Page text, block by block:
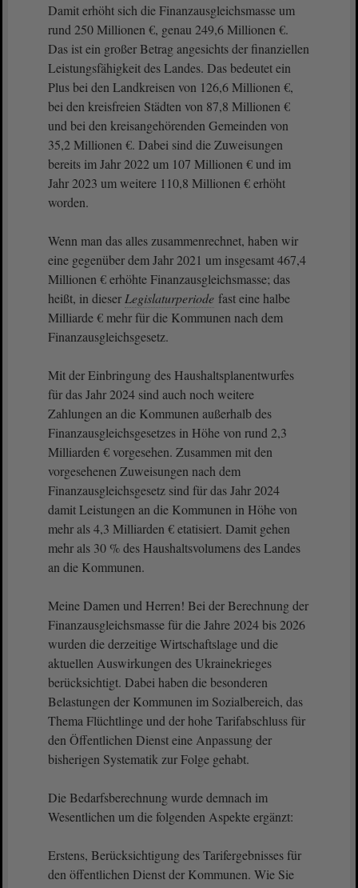
Damit erhöht sich die Finanzausgleichsmasse um
rund 250 Millionen €, genau 249,6 Millionen €.
Das ist ein großer Betrag angesichts der finanziellen
Leistungsfähigkeit des Landes. Das bedeutet ein
Plus bei den Landkreisen von 126,6 Millionen €,
bei den kreisfreien Städten von 87,8 Millionen €
und bei den kreisangehörenden Gemeinden von
35,2 Millionen €. Dabei sind die Zuweisungen
bereits im Jahr 2022 um 107 Millionen € und im
Jahr 2023 um weitere 110,8 Millionen € erhöht
worden.
Wenn man das alles zusammenrechnet, haben wir
eine gegenüber dem Jahr 2021 um insgesamt 467,4
Millionen € erhöhte Finanzausgleichsmasse; das
heißt, in dieser Legislaturperiode fast eine halbe
Milliarde € mehr für die Kommunen nach dem
Finanzausgleichsgesetz.
Mit der Einbringung des Haushaltsplanentwurfes
für das Jahr 2024 sind auch noch weitere
Zahlungen an die Kommunen außerhalb des
Finanzausgleichsgesetzes in Höhe von rund 2,3
Milliarden € vorgesehen. Zusammen mit den
vorgesehenen Zuweisungen nach dem
Finanzausgleichsgesetz sind für das Jahr 2024
damit Leistungen an die Kommunen in Höhe von
mehr als 4,3 Milliarden € etatisiert. Damit gehen
mehr als 30 % des Haushaltsvolumens des Landes
an die Kommunen.
Meine Damen und Herren! Bei der Berechnung der
Finanzausgleichsmasse für die Jahre 2024 bis 2026
wurden die derzeitige Wirtschaftslage und die
aktuellen Auswirkungen des Ukrainekrieges
berücksichtigt. Dabei haben die besonderen
Belastungen der Kommunen im Sozialbereich, das
Thema Flüchtlinge und der hohe Tarifabschluss für
den Öffentlichen Dienst eine Anpassung der
bisherigen Systematik zur Folge gehabt.
Die Bedarfsberechnung wurde demnach im
Wesentlichen um die folgenden Aspekte ergänzt:
Erstens, Berücksichtigung des Tarifergebnisses für
den öffentlichen Dienst der Kommunen. Wie Sie